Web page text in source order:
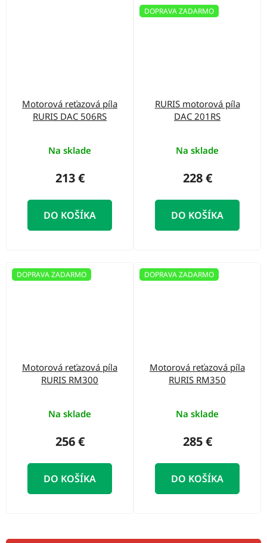
Motorová reťazová píla
RURIS DAC 506RS
Na sklade
213 €
DO KOŠÍKA
DOPRAVA ZADARMO
RURIS motorová píla
DAC 201RS
Na sklade
228 €
DO KOŠÍKA
DOPRAVA ZADARMO
Motorová reťazová píla
RURIS RM300
Na sklade
256 €
DO KOŠÍKA
DOPRAVA ZADARMO
Motorová reťazová píla
RURIS RM350
Na sklade
285 €
DO KOŠÍKA